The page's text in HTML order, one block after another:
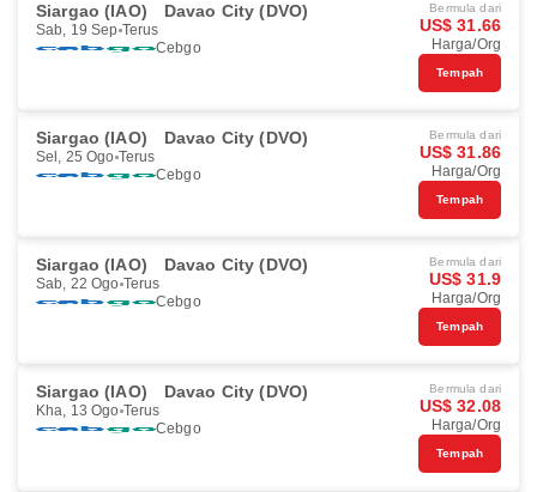
Siargao (IAO) Davao City (DVO)
Sab, 19 Sep Terus
Cebgo
Bermula dari
US$ 31.66
Harga/Org
Tempah
Siargao (IAO) Davao City (DVO)
Sel, 25 Ogo Terus
Cebgo
Bermula dari
US$ 31.86
Harga/Org
Tempah
Siargao (IAO) Davao City (DVO)
Sab, 22 Ogo Terus
Cebgo
Bermula dari
US$ 31.9
Harga/Org
Tempah
Siargao (IAO) Davao City (DVO)
Kha, 13 Ogo Terus
Cebgo
Bermula dari
US$ 32.08
Harga/Org
Tempah